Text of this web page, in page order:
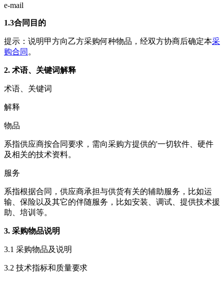
e-mail
1.3合同目的
提示：说明甲方向乙方采购何种物品，经双方协商后确定本采
购合同 。
2. 术语、关键词解释
术语、关键词
解释
物品
系指供应商按合同要求，需向采购方提供的'一切软件、硬件
及相关的技术资料。
服务
系指根据合同，供应商承担与供货有关的辅助服务，比如运
输、保险以及其它的伴随服务，比如安装、调试、提供技术援
助、培训等。
3. 采购物品说明
3.1 采购物品及说明
3.2 技术指标和质量要求